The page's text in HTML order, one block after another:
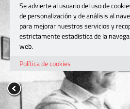
Se advierte al usuario del uso de
de personalización y de análisis al
para mejorar nuestros servicios y
estrictamente estadística de la
web.
Política de cookies